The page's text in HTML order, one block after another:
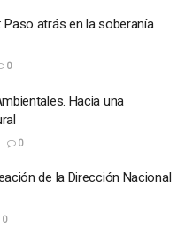
Paso atrás en la soberanía
0
Hacia una
0
de la Dirección Nacional
0